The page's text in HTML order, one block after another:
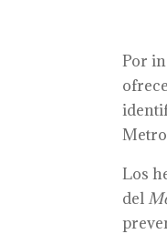
Por
Los
del